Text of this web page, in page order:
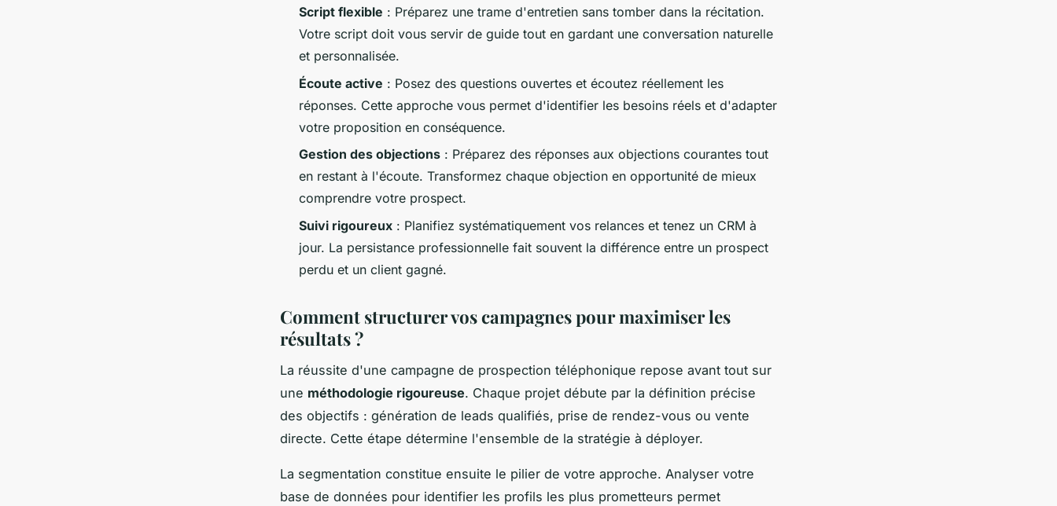
Script flexible : Préparez une trame d'entretien sans tomber dans la récitation.
Votre script doit vous servir de guide tout en gardant une conversation naturelle
et personnalisée.
Écoute active : Posez des questions ouvertes et écoutez réellement les
réponses. Cette approche vous permet d'identifier les besoins réels et d'adapter
votre proposition en conséquence.
Gestion des objections : Préparez des réponses aux objections courantes tout
en restant à l'écoute. Transformez chaque objection en opportunité de mieux
comprendre votre prospect.
Suivi rigoureux : Planifiez systématiquement vos relances et tenez un CRM à
jour. La persistance professionnelle fait souvent la différence entre un prospect
perdu et un client gagné.
Comment structurer vos campagnes pour maximiser les
résultats ?
La réussite d'une campagne de prospection téléphonique repose avant tout sur
une méthodologie rigoureuse. Chaque projet débute par la définition précise
des objectifs : génération de leads qualifiés, prise de rendez-vous ou vente
directe. Cette étape détermine l'ensemble de la stratégie à déployer.
La segmentation constitue ensuite le pilier de votre approche. Analyser votre
base de données pour identifier les profils les plus prometteurs permet